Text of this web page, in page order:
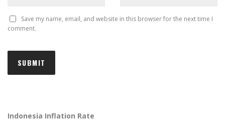
Save my name, email, and website in this browser for the next time I
comment.
Indonesia Inflation Rate